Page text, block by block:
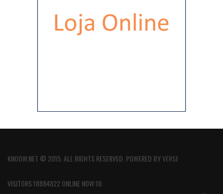
KNOOW.NET © 2015. ALL RIGHTS RESERVED. POWERED BYVERSE
VISITORS:18884822 ONLINE NOW:10